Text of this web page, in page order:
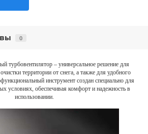
0
турбовентилятор – универсальное решение для
территории от снега, а также для удобного
инструмент создан специально для
условиях, обеспечивая комфорт и надежность в
использовании.